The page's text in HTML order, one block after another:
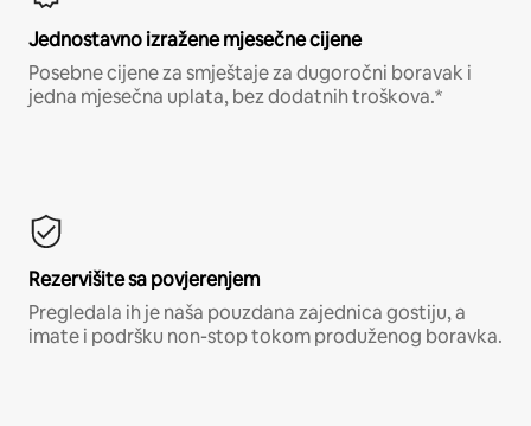
Jednostavno izražene mjesečne cijene
Posebne cijene za smještaje za dugoročni boravak i
jedna mjesečna uplata, bez dodatnih troškova.*
Rezervišite sa povjerenjem
Pregledala ih je naša pouzdana zajednica gostiju, a
imate i podršku non-stop tokom produženog boravka.